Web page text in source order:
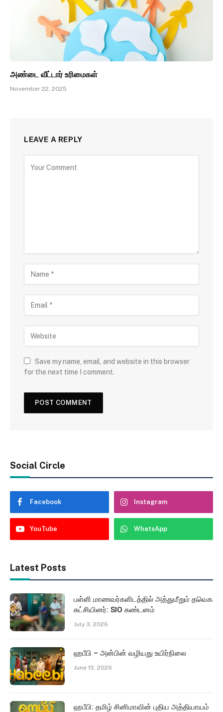
அண்டை வீட்டார் உரிமைகள்
November 22, 2025
LEAVE A REPLY
Save my name, email, and website in this browser
for the next time I comment.
Social Circle
Facebook Instagram
YouTube WhatsApp
Latest Posts
பள்ளி மாணவர்களிடத்தில் அத்துமீறும் தவெக
கட்சியினர்: SIO கண்டனம்
July 3, 2026
ஹபீபி – அன்பின் வழியது உயிர்நிலை
June 15, 2026
ஹபீபி: தமிழ் சினிமாவின் புதிய அத்தியாயம்